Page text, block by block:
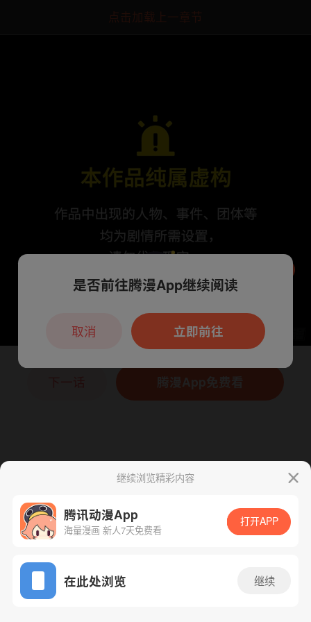
点击加载上一章节
App免费看
腾漫App免费看
继续浏览精彩内容
腾讯动漫App
海量漫画 新人7天免费看
打开APP
在此处浏览 继续
本章节仅支持App阅读，可打开App新用
户7天免费看
是否前往腾漫App继续阅读
立即前往
取消